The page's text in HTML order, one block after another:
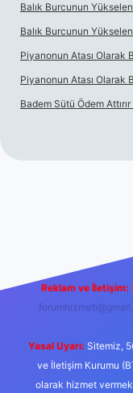
Balık Burcunun
Balık Burcunun
Piyanonun Atası Olarak
Piyanonun Atası Olarak
Badem Sütü Ödem Attırır
Reklam ve İletişim:
Yasal Uyarı: Sitemiz,
ve İletişim Kurumu
olarak hizmet